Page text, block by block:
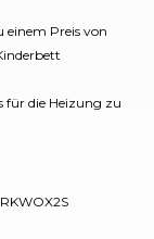
einem Preis von
für die Heizung zu